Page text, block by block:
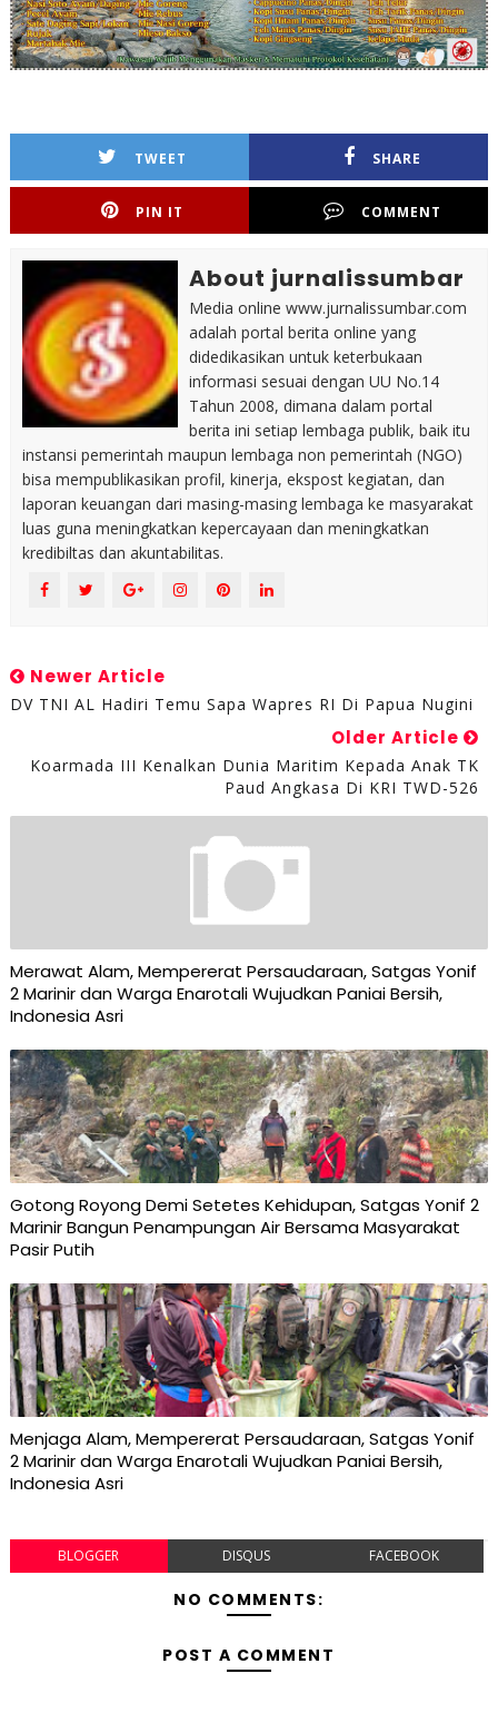
TWEET SHARE
PIN IT COMMENT
About jurnalissumbar
Media online www.jurnalissumbar.com
adalah portal berita online yang
didedikasikan untuk keterbukaan
informasi sesuai dengan UU No.14
Tahun 2008, dimana dalam portal
berita ini setiap lembaga publik, baik itu
instansi pemerintah maupun lembaga non pemerintah (NGO)
bisa mempublikasikan profil, kinerja, ekspost kegiatan, dan
laporan keuangan dari masing-masing lembaga ke masyarakat
luas guna meningkatkan kepercayaan dan meningkatkan
kredibiltas dan akuntabilitas.
Newer Article
DV TNI AL Hadiri Temu Sapa Wapres RI Di Papua Nugini
Older Article
Koarmada III Kenalkan Dunia Maritim Kepada Anak TK
Paud Angkasa Di KRI TWD-526
Merawat Alam, Mempererat Persaudaraan, Satgas Yonif
2 Marinir dan Warga Enarotali Wujudkan Paniai Bersih,
Indonesia Asri
Gotong Royong Demi Setetes Kehidupan, Satgas Yonif 2
Marinir Bangun Penampungan Air Bersama Masyarakat
Pasir Putih
Menjaga Alam, Mempererat Persaudaraan, Satgas Yonif
2 Marinir dan Warga Enarotali Wujudkan Paniai Bersih,
Indonesia Asri
BLOGGER DISQUS FACEBOOK
NO COMMENTS:
POST A COMMENT